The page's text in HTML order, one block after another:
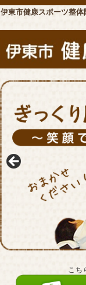
伊東市健康スポーツ整
こち